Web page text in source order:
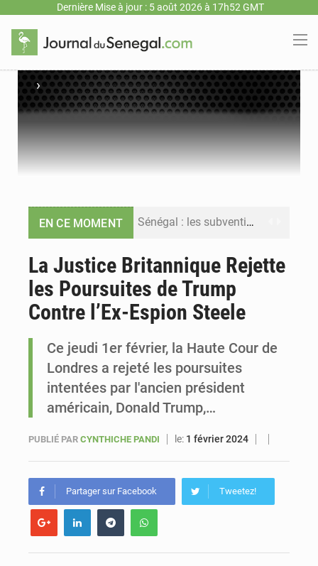
Dernière Mise à jour : 5 août 2026 à 17h52 GMT
›
EN CE MOMENT Sénégal : les subventions à l’énergie bondissent à 729 milliards FCFA pour contenir les prix des carburants et de l’électricité
Sénégal : le niveau du fleuve Sénégal poursuit sa montée à Podor, les autorités appellent à la vigilance
Le vice-président de la Banque mondiale, Ousmane Diagana, est en visite au Sénégal
La Justice Britannique Rejette
les Poursuites de Trump
Contre l’Ex-Espion Steele
Ce jeudi 1er février, la Haute Cour de
Londres a rejeté les poursuites
intentées par l'ancien président
américain, Donald Trump,…
PUBLIÉ PAR CYNTHICHE PANDI le: 1 février 2024
Partager sur Facebook Tweetez!